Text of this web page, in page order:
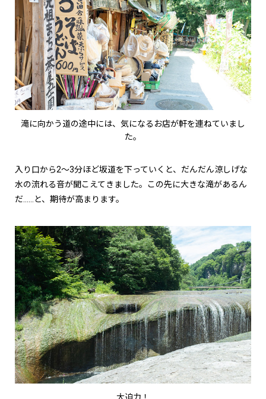
滝に向かう道の途中には、気になるお店が軒を連ねていまし
た。
入り口から2～3分ほど坂道を下っていくと、だんだん涼しげな
水の流れる音が聞こえてきました。この先に大きな滝があるん
だ……と、期待が高まります。